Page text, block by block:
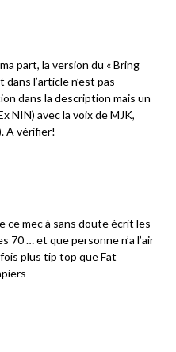
part, la version du « Bring
l’article n’est pas
dans la description mais un
NIN) avec la voix de MJK,
A vérifier!
ce mec à sans doute écrit les
70 … et que personne n’a l’air
plus tip top que Fat